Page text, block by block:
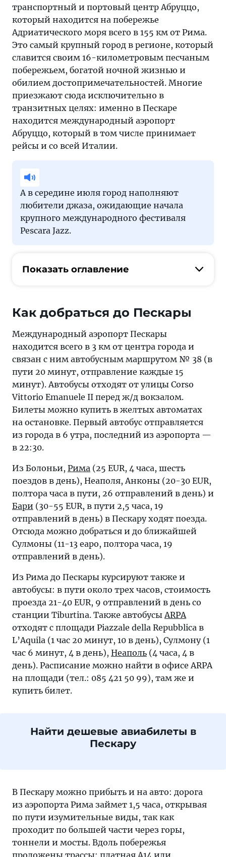
транспортный и портовый центр Абруццо,
который находится на побережье
Адриатического моря всего в 155 км от Рима.
Это самый крупный город в регионе, который
славится своим 16-километровым песчаным
побережьем, богатой ночной жизнью и
обилием достопримечательностей. Многие
приезжают сюда исключительно в
транзитных целях: именно в Пескаре
находится международный аэропорт
Абруццо, который в том числе принимает
рейсы и со всей Италии.
А в середине июля город наполняют
любители джаза, ожидающие начала
крупного международного фестиваля
Pescara Jazz.
Показать оглавление
Как добраться до Пескары
Международный аэропорт Пескары
находится всего в 3 км от центра города и
связан с ним автобусным маршрутом № 38 (в
пути 20 минут, отправление каждые 15
минут). Автобусы отходят от улицы Corso
Vittorio Emanuele II перед ж/д вокзалом.
Билеты можно купить в желтых автоматах
на остановке. Первый автобус отправляется
из города в 6 утра, последний из аэропорта —
в 22:30.
Из Болоньи, Рима (25 EUR, 4 часа, шесть
поездов в день), Неаполя, Анконы (20-30 EUR,
полтора часа в пути, 26 отправлений в день) и
Бари (30-55 EUR, в пути 2,5 часа, 19
отправлений в день) в Пескару ходят поезда.
Отсюда можно добраться и до ближайшей
Сулмоны (11-13 еаро, полтора часа, 19
отправлений в день).
Из Рима до Пескары курсируют также и
автобусы: в пути около трех часов, стоимость
проезда 21-40 EUR, 9 отправлений в день со
станции Tiburtina. Также автобусыARPA
отходят с площади Piazzale della Repubblica в
L’Aquila (1 час 20 минут, 10 в день), Сулмону (1
час 6 минут, 4 в день), Неаполь (4 часа, 4 в
день). Расписание можно найти в офисе ARPA
на площади (тел.: 085 421 50 99), там же и
купить билет.
Найти дешевые авиабилеты в
Пескару
В Пескару можно прибыть и на авто: дорога
из аэропорта Рима займет 1,5 часа, открывая
по пути изумительные виды, так как
проходит по большей части через горы,
тоннели и мосты. Вдоль побережья
проложены трассы: платная A14 или